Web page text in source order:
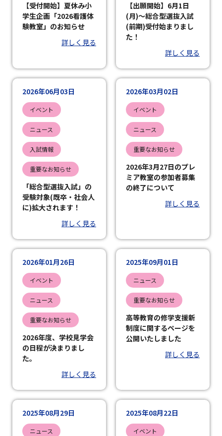
【受付開始】夏休み小
学生企画「2026看護体
験教室」のお知らせ
詳しく見る
【出願開始】6月1日
(月)～総合型選抜入試
(前期)受付始まりまし
た！
詳しく見る
2026年06月03日
イベント
ニュース
入試情報
重要なお知らせ
「総合型選抜入試」の
受験対象(既卒・社会人
に)拡大されます！
詳しく見る
2026年03月02日
イベント
ニュース
重要なお知らせ
2026年3月27日のプレ
ミア教室の参加者募集
の終了について
詳しく見る
2026年01月26日
イベント
ニュース
重要なお知らせ
2026年度、学校見学会
の日程が決まりまし
た。
詳しく見る
2025年09月01日
ニュース
重要なお知らせ
高等教育の修学支援新
制度に関するページを
公開いたしました
詳しく見る
2025年08月29日
ニュース
2025年08月22日
イベント